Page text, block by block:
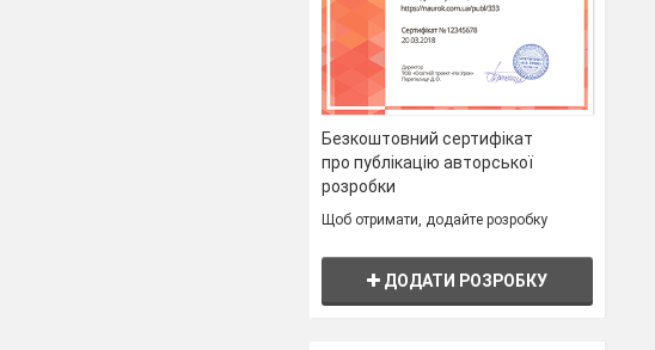
Безкоштовний сертифікат
про публікацію авторської
розробки
Щоб отримати, додайте розробку
ДОДАТИ РОЗРОБКУ